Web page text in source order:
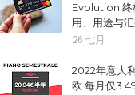
Evolution 终
用、用途与
26 七月
2022年意大
欧 每月仅